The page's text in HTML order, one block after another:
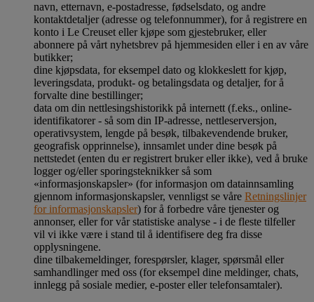
navn, etternavn, e-postadresse, fødselsdato, og andre
kontaktdetaljer (adresse og telefonnummer), for å registrere en
konto i Le Creuset eller kjøpe som gjestebruker, eller
abonnere på vårt nyhetsbrev på hjemmesiden eller i en av våre
butikker;
dine kjøpsdata, for eksempel dato og klokkeslett for kjøp,
leveringsdata, produkt- og betalingsdata og detaljer, for å
forvalte dine bestillinger;
data om din nettlesingshistorikk på internett (f.eks., online-
identifikatorer - så som din IP-adresse, nettleserversjon,
operativsystem, lengde på besøk, tilbakevendende bruker,
geografisk opprinnelse), innsamlet under dine besøk på
nettstedet (enten du er registrert bruker eller ikke), ved å bruke
logger og/eller sporingsteknikker så som
«informasjonskapsler» (for informasjon om datainnsamling
gjennom informasjonskapsler, vennligst se våre Retningslinjer
for informasjonskapsler) for å forbedre våre tjenester og
annonser, eller for vår statistiske analyse - i de fleste tilfeller
vil vi ikke være i stand til å identifisere deg fra disse
opplysningene.
dine tilbakemeldinger, forespørsler, klager, spørsmål eller
samhandlinger med oss (for eksempel dine meldinger, chats,
innlegg på sosiale medier, e-poster eller telefonsamtaler).